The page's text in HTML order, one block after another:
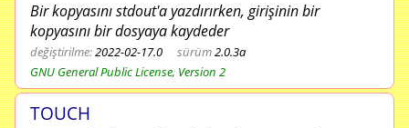
Bir kopyasını stdout'a yazdırırken, girişinin bir
kopyasını bir dosyaya kaydeder
değiştirilme:2022-02-17.0 sürüm2.0.3a
GNU General Public License, Version 2
TOUCH